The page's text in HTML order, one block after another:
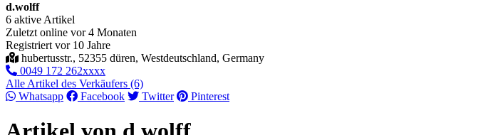
d.wolff
6 aktive Artikel
Zuletzt online vor 4 Monaten
Registriert vor 10 Jahre
hubertusstr., 52355 düren, Westdeutschland, Germany
0049 172 262xxxx
Alle Artikel des Verkäufers (6)
Whatsapp
Facebook Twitter Pinterest